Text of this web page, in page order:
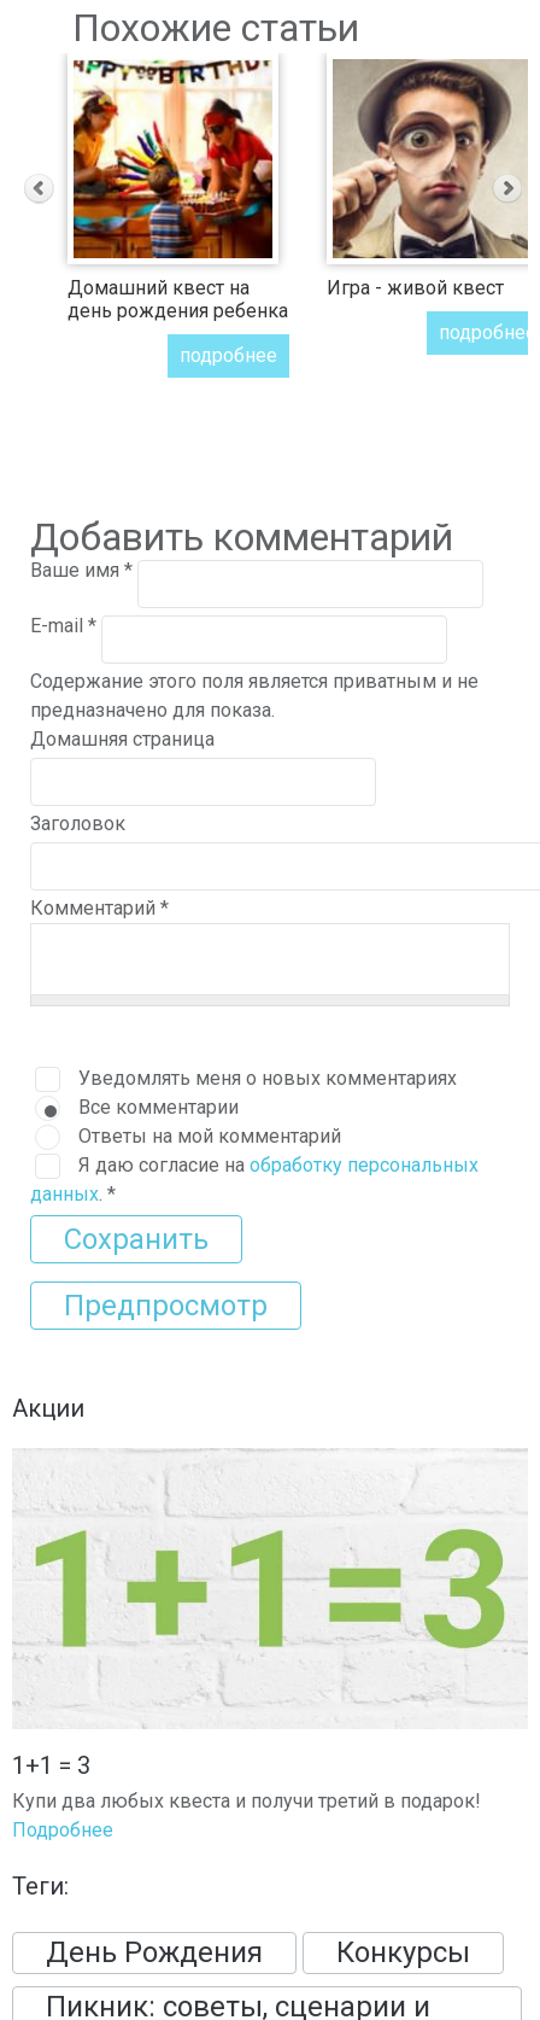
Похожие статьи
Домашний квест на
день рождения ребенка
подробнее
Игра - живой квест
подробнее
Добавить комментарий
Ваше имя *
E-mail *
Содержание этого поля является приватным и не
предназначено для показа.
Домашняя страница
Заголовок
Комментарий *
Уведомлять меня о новых комментариях
Все комментарии
Ответы на мой комментарий
Я даю согласие на обработку персональных
данных. *
Акции
1+1 = 3
Купи два любых квеста и получи третий в подарок!
Подробнее
Теги:
День Рождения
Конкурсы
Пикник: советы, сценарии и